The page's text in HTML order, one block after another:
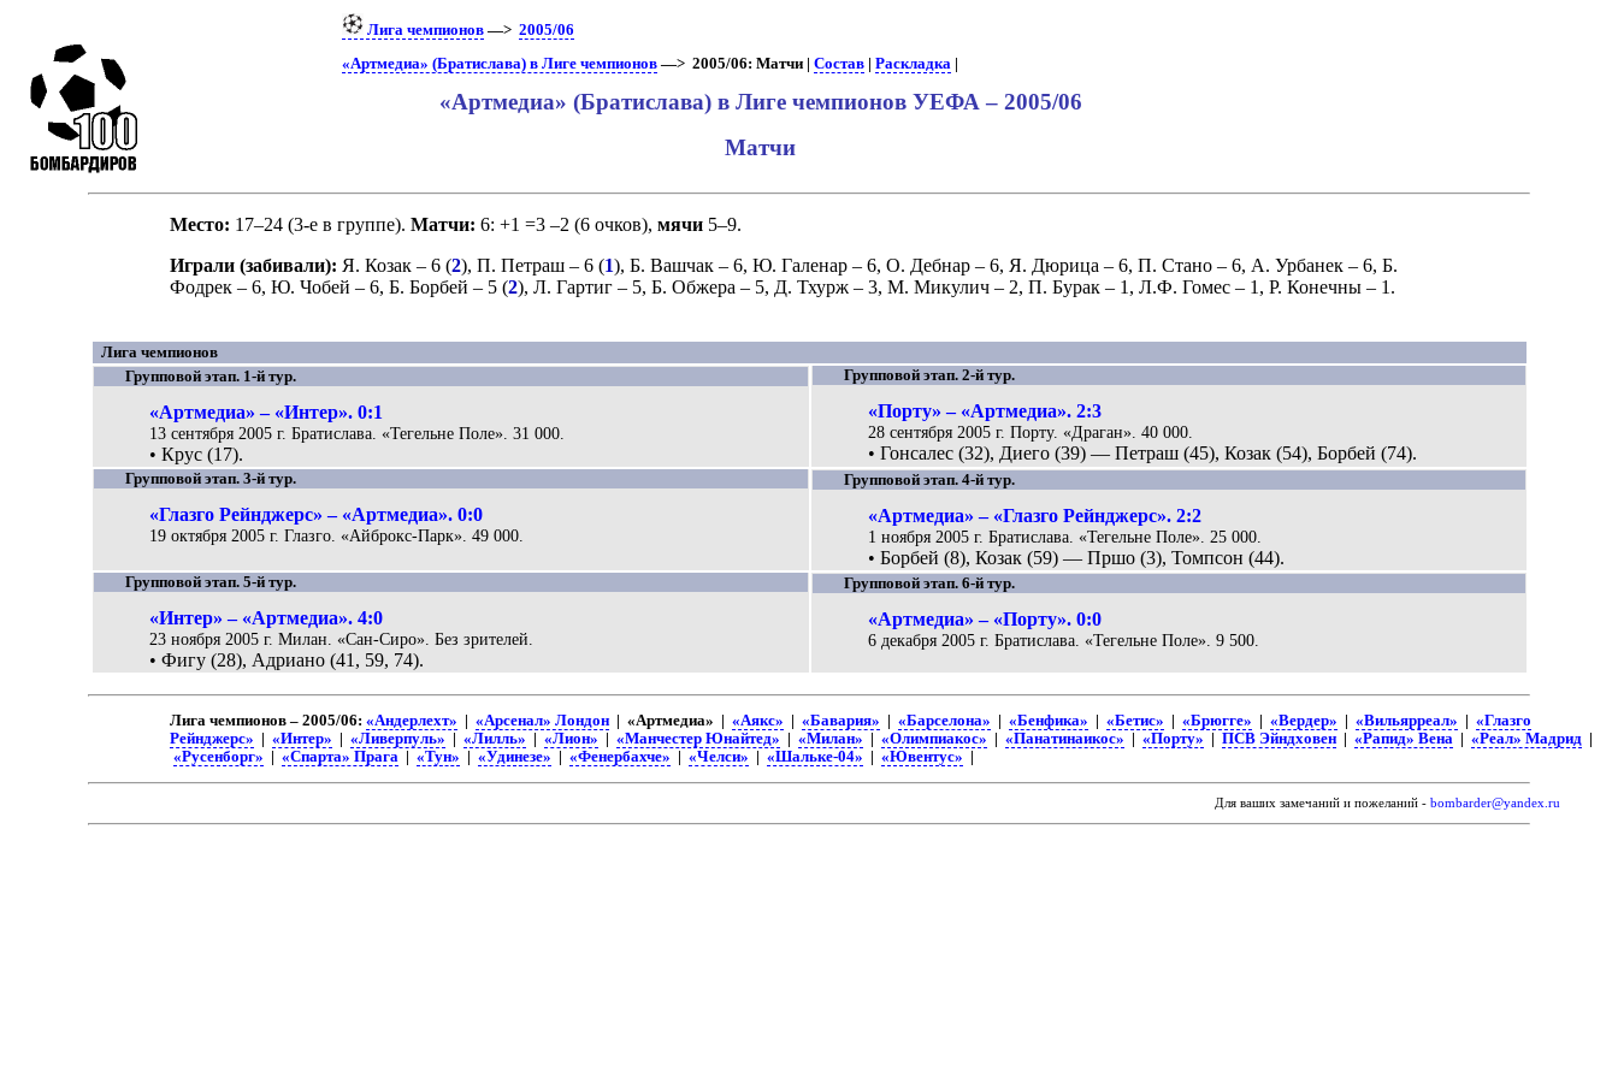
Лига чемпионов —>2005/06
«Артмедиа» (Братислава) в Лиге чемпионов —> 2005/06: Матчи |Состав |Раскладка |
«Артмедиа» (Братислава) в Лиге чемпионов УЕФА – 2005/06
Матчи
Место: 17–24 (3-е в группе). Матчи: 6: +1 =3 –2 (6 очков), мячи 5–9.
Играли (забивали): Я. Козак– 6 (2), П. Петраш– 6 (1), Б. Вашчак– 6, Ю. Галенар– 6, О. Дебнар– 6, Я. Дюрица – 6, П. Стано– 6, А. Урбанек– 6, Б.
Фодрек– 6, Ю. Чобей – 6, Б. Борбей – 5 (2), Л. Гартиг– 5, Б. Обжера – 5, Д. Тхурж– 3, М. Микулич– 2, П. Бурак– 1, Л.Ф. Гомес– 1, Р. Конечны– 1.
Лига чемпионов
Групповой этап. 1-й тур.
«Артмедиа» – «Интер». 0:1
13 сентября 2005 г. Братислава. «Тегельне Поле». 31 000.
• Крус (17).
Групповой этап. 2-й тур.
«Порту» – «Артмедиа». 2:3
28 сентября 2005 г. Порту. «Драган». 40 000.
• Гонсалес (32), Диего (39) — Петраш (45), Козак (54), Борбей (74).
Групповой этап. 3-й тур.
«Глазго Рейнджерс» – «Артмедиа». 0:0
19 октября 2005 г. Глазго. «Айброкс-Парк». 49 000.
Групповой этап. 4-й тур.
«Артмедиа» – «Глазго Рейнджерс». 2:2
1 ноября 2005 г. Братислава. «Тегельне Поле». 25 000.
• Борбей (8), Козак (59) — Пршо (3), Томпсон (44).
Групповой этап. 5-й тур.
«Интер» – «Артмедиа». 4:0
23 ноября 2005 г. Милан. «Сан-Сиро». Без зрителей.
• Фигу (28), Адриано (41, 59, 74).
Групповой этап. 6-й тур.
«Артмедиа» – «Порту». 0:0
6 декабря 2005 г. Братислава. «Тегельне Поле». 9 500.
Лига чемпионов – 2005/06: «Андерлехт» | «Арсенал» Лондон| «Артмедиа» | «Аякс» | «Бавария» | «Барселона» | «Бенфика» | «Бетис» | «Брюгге» | «Вердер» | «Вильярреал» | «Глазго
Рейнджерс» | «Интер» | «Ливерпуль» | «Лилль» | «Лион» | «Манчестер Юнайтед» | «Милан» | «Олимпиакос» | «Панатинаикос» | «Порту» | ПСВ Эйндховен| «Рапид» Вена | «Реал» Мадрид|
«Русенборг» | «Спарта» Прага | «Тун» | «Удинезе» | «Фенербахче» | «Челси» | «Шальке-04» | «Ювентус» |
Для ваших замечаний и пожеланий - bombarder@yandex.ru